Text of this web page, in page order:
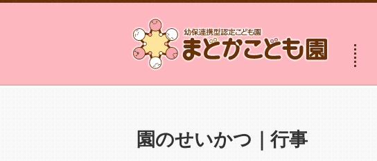
園のせいかつ｜行事